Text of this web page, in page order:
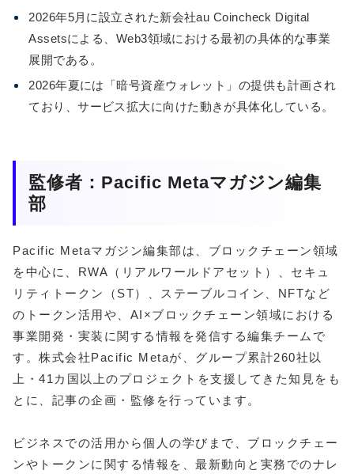
2026年5月に設立された新会社au Coincheck Digital
Assetsによる、Web3領域における最初の具体的な事業
展開である。
2026年夏には「暗号資産ウォレット」の提供も計画され
ており、サービス拡大に向けた動きが具体化している。
監修者：Pacific Metaマガジン編集
部
Pacific Metaマガジン編集部は、ブロックチェーン領域
を中心に、RWA（リアルワールドアセット）、セキュ
リティトークン（ST）、ステーブルコイン、NFTなど
のトークン活用や、AI×ブロックチェーン領域における
事業開発・実装に関する情報を発信する編集チームで
す。株式会社Pacific Metaが、グループ累計260社以
上・41カ国以上のプロジェクトを支援してきた知見をも
とに、記事の企画・監修を行っています。
ビジネスでの活用から個人の学びまで、ブロックチェー
ンやトークンに関する情報を、最新動向と実務でのナレ